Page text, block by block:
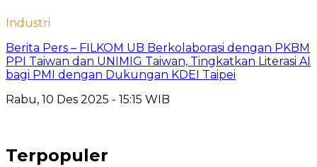
Industri
Berita Pers – FILKOM UB Berkolaborasi dengan PKBM
PPI Taiwan dan UNIMIG Taiwan, Tingkatkan Literasi AI
bagi PMI dengan Dukungan KDEI Taipei
Rabu, 10 Des 2025 - 15:15 WIB
Terpopuler